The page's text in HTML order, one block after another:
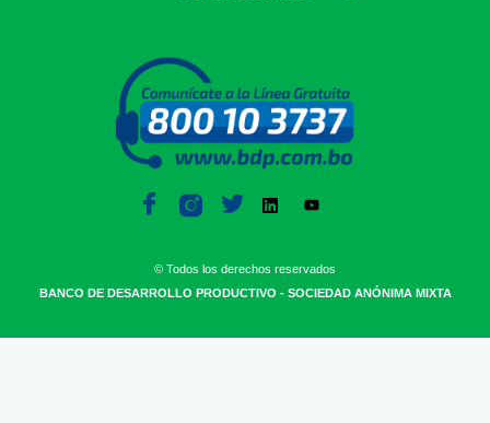
© Todos los derechos reservados
BANCO DE DESARROLLO PRODUCTIVO - SOCIEDAD ANÓNIMA MIXTA